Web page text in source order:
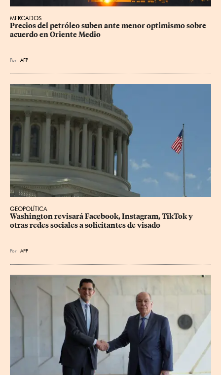
MERCADOS
Precios del petróleo suben ante menor optimismo sobre
acuerdo en Oriente Medio
Por AFP
GEOPOLÍTICA
Washington revisará Facebook, Instagram, TikTok y
otras redes sociales a solicitantes de visado
Por AFP